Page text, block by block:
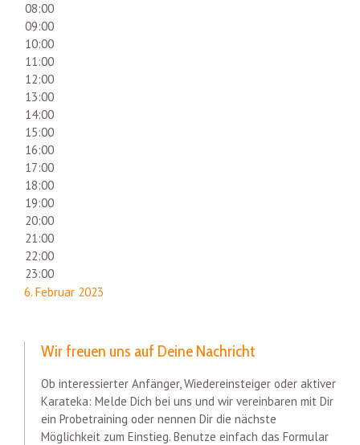
08:00
09:00
10:00
11:00
12:00
13:00
14:00
15:00
16:00
17:00
18:00
19:00
20:00
21:00
22:00
23:00
6. Februar 2023
Wir freuen uns auf Deine Nachricht
Ob interessierter Anfänger, Wiedereinsteiger oder aktiver
Karateka: Melde Dich bei uns und wir vereinbaren mit Dir
ein Probetraining oder nennen Dir die nächste
Möglichkeit zum Einstieg. Benutze einfach das Formular